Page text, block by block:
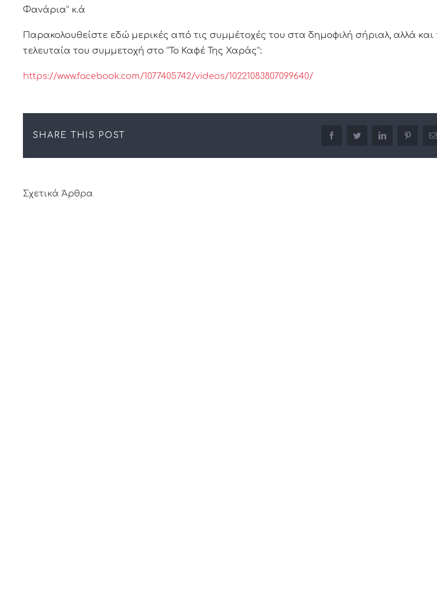
Φανάρια” κ.ά
Παρακολουθείστε εδώ μερικές από τις συμμέτοχές του στα δημοφιλή σήριαλ, αλλά και
τελευταία του συμμετοχή στο “Το Καφέ Της Χαράς”:
https://www.facebook.com/1077405742/videos/10221083807099640/
SHARE THIS POST facebooktwitter linkedin pinterest
Σχετικά Άρθρα